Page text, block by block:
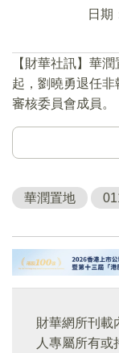
日期
【財華社訊】華潤
起，劉曉勇退任
審核委員會成員。
華潤置地
財華網所刊載
人專屬所有